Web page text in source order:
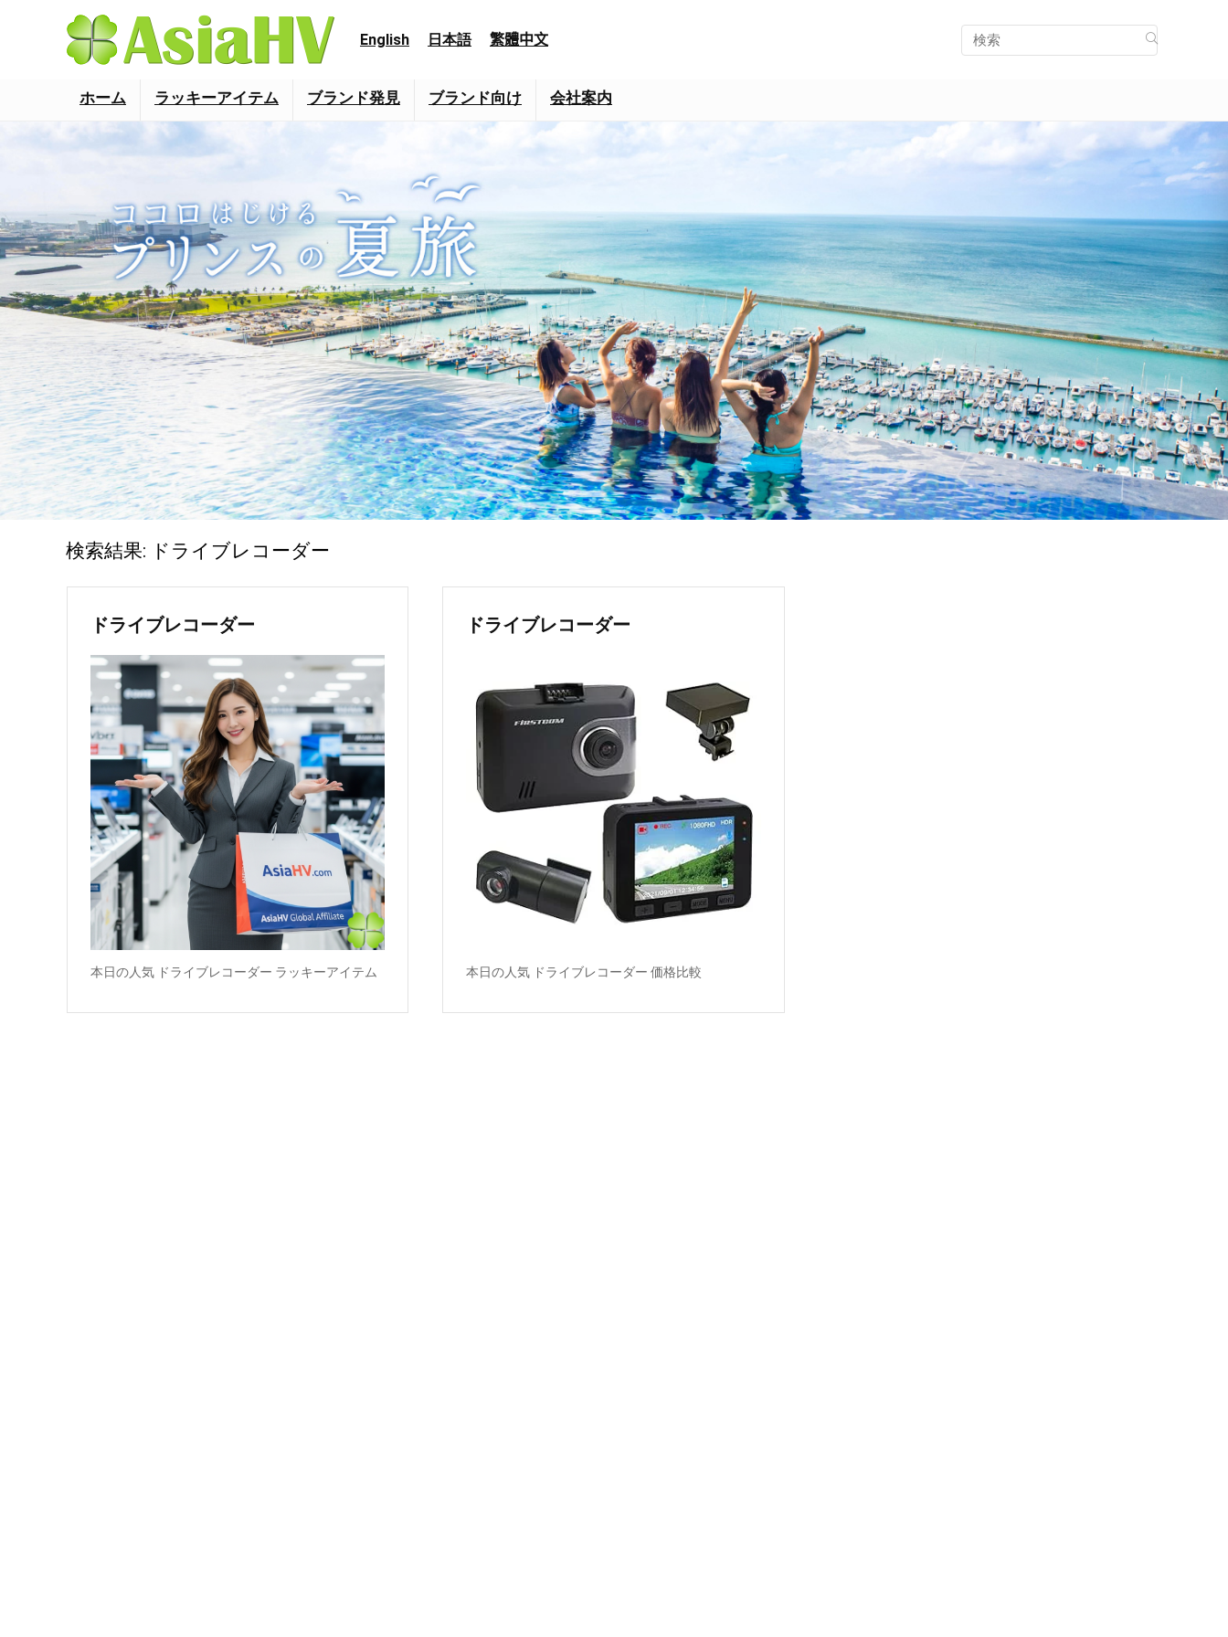
English 日本語 繁體中文
ホーム ラッキーアイテム ブランド発見 ブランド向け 会社案内
検索結果: ドライブレコーダー
ドライブレコーダー
本日の人気 ドライブレコーダー ラッキーアイテム
ドライブレコーダー
本日の人気 ドライブレコーダー 価格比較